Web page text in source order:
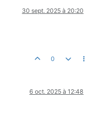
30 sept. 2025 à 20:20
0
6 oct. 2025 à 12:48